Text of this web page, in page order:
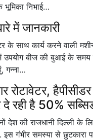
निभाई…
में जानकारी
के साथ कार्य करने वाली
बीज की बुआई के समय
गन्ना…
रोटावेटर,
दे रही है 50%
देश की राजधानी दिल्ली के
गंभीर समस्या से छुटकारा